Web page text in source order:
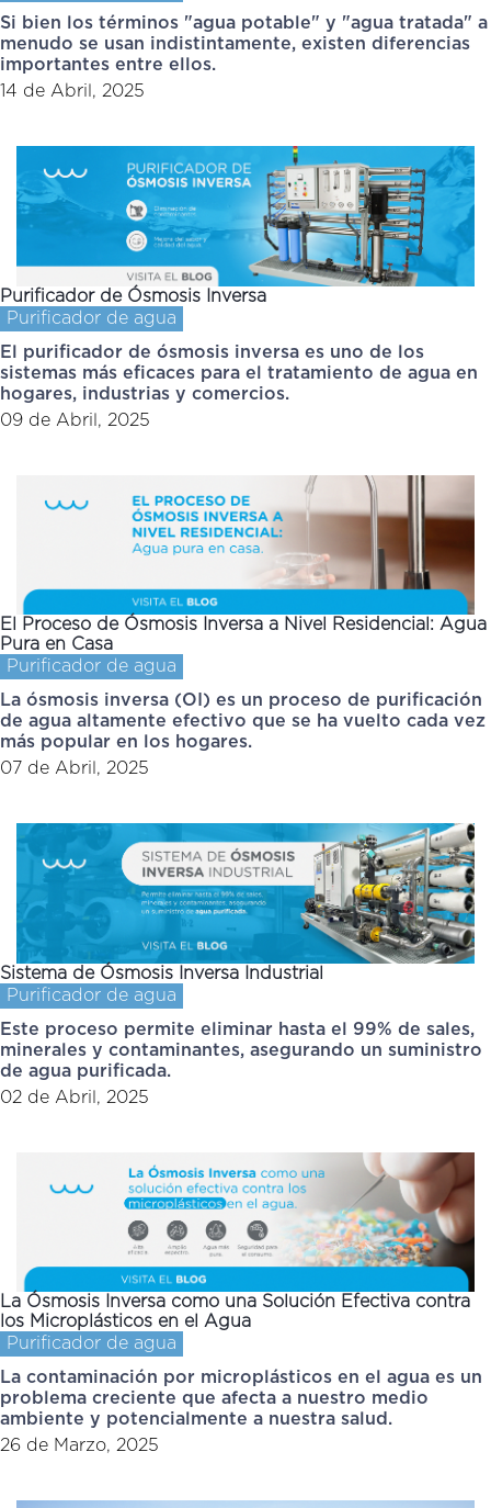
Si bien los términos "agua potable" y "agua tratada" a
menudo se usan indistintamente, existen diferencias
importantes entre ellos.
14 de Abril, 2025
Purificador de Ósmosis Inversa
Purificador de agua
El purificador de ósmosis inversa es uno de los
sistemas más eficaces para el tratamiento de agua en
hogares, industrias y comercios.
09 de Abril, 2025
El Proceso de Ósmosis Inversa a Nivel Residencial: Agua
Pura en Casa
Purificador de agua
La ósmosis inversa (OI) es un proceso de purificación
de agua altamente efectivo que se ha vuelto cada vez
más popular en los hogares.
07 de Abril, 2025
Sistema de Ósmosis Inversa Industrial
Purificador de agua
Este proceso permite eliminar hasta el 99% de sales,
minerales y contaminantes, asegurando un suministro
de agua purificada.
02 de Abril, 2025
La Ósmosis Inversa como una Solución Efectiva contra
los Microplásticos en el Agua
Purificador de agua
La contaminación por microplásticos en el agua es un
problema creciente que afecta a nuestro medio
ambiente y potencialmente a nuestra salud.
26 de Marzo, 2025